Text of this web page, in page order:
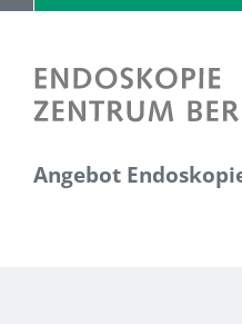
Angebot